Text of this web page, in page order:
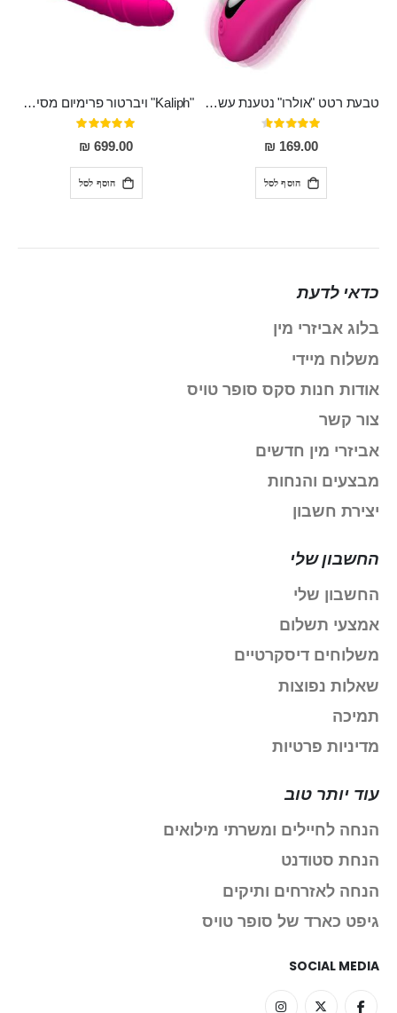
טבעת רטט "אולרו" נטענת עשויה סיליקון רפואי עם רטט חזק ומטריף חושים
דירוג:
91%
169.00 ₪
הוסף לסל
"Kaliph" ויברטור פרימיום מסיליקון רפואי , נטען, שקט במיוחד, מסתובב ומתפתל, שמנמן עם חדירה 14 סמ
דירוג:
100%
699.00 ₪
הוסף לסל
כדאי לדעת
בלוג אביזרי מין
משלוח מיידי
אודות חנות סקס סופר טויס
צור קשר
אביזרי מין חדשים
מבצעים והנחות
יצירת חשבון
החשבון שלי
החשבון שלי
אמצעי תשלום
משלוחים דיסקרטיים
שאלות נפוצות
תמיכה
מדיניות פרטיות
עוד יותר טוב
הנחה לחיילים ומשרתי מילואים
הנחת סטודנט
הנחה לאזרחים ותיקים
גיפט כארד של סופר טויס
SOCIAL MEDIA